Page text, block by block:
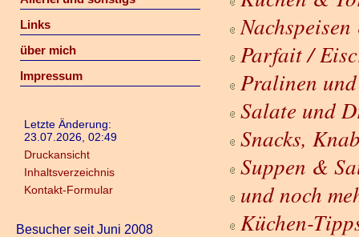
Links
über mich
Impressum
Letzte Änderung:
23.07.2026, 02:49
Druckansicht
Inhaltsverzeichnis
Kontakt-Formular
Besucher seit Juni 2008
Parfait /
Pralinen
Salate und
Snacks,
Suppen &
und noch
Küchen-